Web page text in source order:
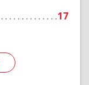
17
Подробнее